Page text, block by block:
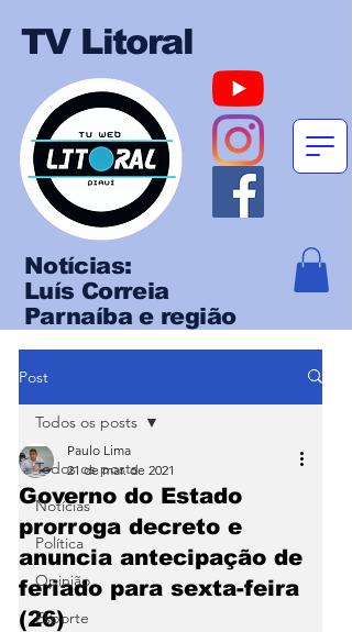
TV Litoral
Notícias:
Luís Correia
Parnaíba e região
Post
Todos os posts
Notícias
Política
Opinião
Esporte
Todos os posts
Governo do Estado
prorroga decreto e
anuncia antecipação de
feriado para sexta-feira
(26)
Paulo Lima
21 de mar. de 2021